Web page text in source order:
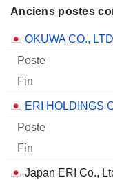
Anciens postes
Sociétés Poste Fin
OKUWA CO.,
ERI HOLDINGS
Japan ERI Co.,